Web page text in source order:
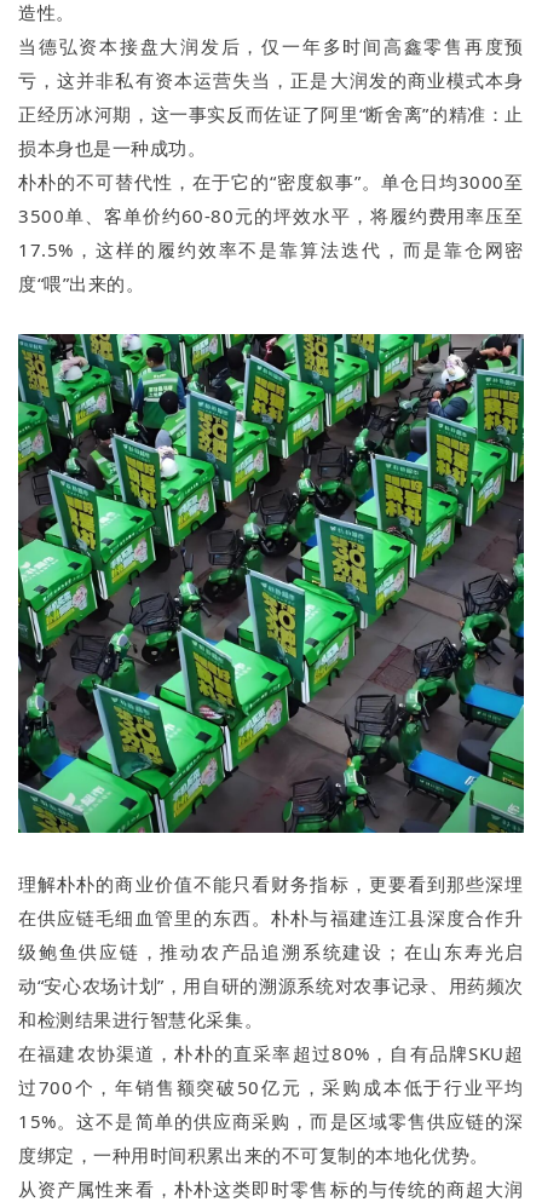
造性。
当德弘资本接盘大润发后，仅一年多时间高鑫零售再度预
亏，这并非私有资本运营失当，正是大润发的商业模式本身
正经历冰河期，这一事实反而佐证了阿里“断舍离”的精准：止
损本身也是一种成功。
朴朴的不可替代性，在于它的“密度叙事”。单仓日均3000至
3500单、客单价约60-80元的坪效水平，将履约费用率压至
17.5%，这样的履约效率不是靠算法迭代，而是靠仓网密
度“喂”出来的。
理解朴朴的商业价值不能只看财务指标，更要看到那些深埋
在供应链毛细血管里的东西。朴朴与福建连江县深度合作升
级鲍鱼供应链，推动农产品追溯系统建设；在山东寿光启
动“安心农场计划”，用自研的溯源系统对农事记录、用药频次
和检测结果进行智慧化采集。
在福建农协渠道，朴朴的直采率超过80%，自有品牌SKU超
过700个，年销售额突破50亿元，采购成本低于行业平均
15%。这不是简单的供应商采购，而是区域零售供应链的深
度绑定，一种用时间积累出来的不可复制的本地化优势。
从资产属性来看，朴朴这类即时零售标的与传统的商超大润